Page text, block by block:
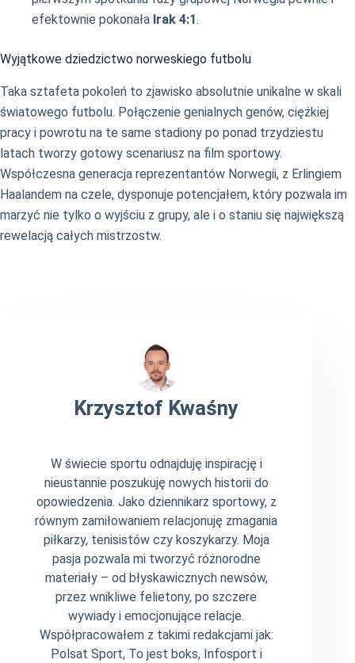
efektownie pokonała Irak 4:1.
Wyjątkowe dziedzictwo norweskiego futbolu
Taka sztafeta pokoleń to zjawisko absolutnie unikalne w skali
światowego futbolu. Połączenie genialnych genów, ciężkiej
pracy i powrotu na te same stadiony po ponad trzydziestu
latach tworzy gotowy scenariusz na film sportowy.
Współczesna generacja reprezentantów Norwegii, z Erlingiem
Haalandem na czele, dysponuje potencjałem, który pozwala im
marzyć nie tylko o wyjściu z grupy, ale i o staniu się największą
rewelacją całych mistrzostw.
Krzysztof Kwaśny
W świecie sportu odnajduję inspirację i
nieustannie poszukuję nowych historii do
opowiedzenia. Jako dziennikarz sportowy, z
równym zamiłowaniem relacjonuję zmagania
piłkarzy, tenisistów czy koszykarzy. Moja
pasja pozwala mi tworzyć różnorodne
materiały – od błyskawicznych newsów,
przez wnikliwe felietony, po szczere
wywiady i emocjonujące relacje.
Współpracowałem z takimi redakcjami jak:
Polsat Sport, To jest boks, Infosport i